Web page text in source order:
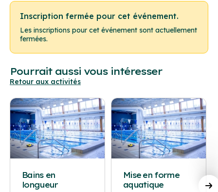
Inscription fermée pour cet événement.
Les inscriptions pour cet événement sont actuellement
fermées.
Pourrait aussi vous intéresser
Retour aux activités
Bains en
longueur
Mise en forme
aquatique